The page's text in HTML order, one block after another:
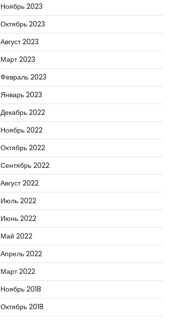
Ноябрь 2023
Октябрь 2023
Август 2023
Март 2023
Февраль 2023
Январь 2023
Декабрь 2022
Ноябрь 2022
Октябрь 2022
Сентябрь 2022
Август 2022
Июль 2022
Июнь 2022
Май 2022
Апрель 2022
Март 2022
Ноябрь 2018
Октябрь 2018